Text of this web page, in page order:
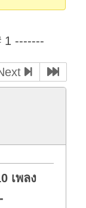
1 -------
เพลง